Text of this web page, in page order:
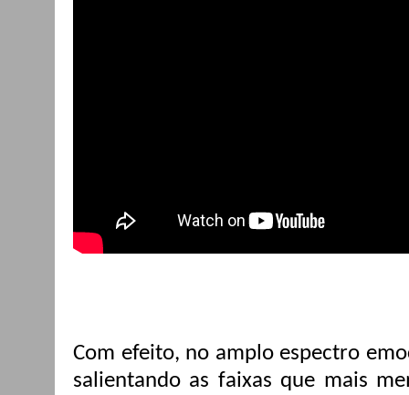
Com efeito, no amplo espectro
salientando as faixas que mais